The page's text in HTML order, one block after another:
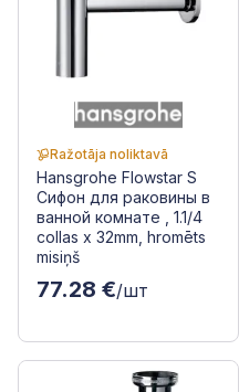
Ražotāja noliktavā
Hansgrohe Flowstar S
Сифон для раковины в
ванной комнате , 1.1/4
collas x 32mm, hromēts
misiņš
77.28 €/шт